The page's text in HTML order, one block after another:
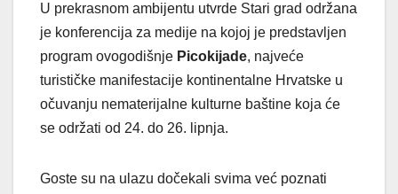
U prekrasnom ambijentu utvrde Stari grad održana
je konferencija za medije na kojoj je predstavljen
program ovogodišnje Picokijade, najveće
turističke manifestacije kontinentalne Hrvatske u
očuvanju nematerijalne kulturne baštine koja će
se održati od 24. do 26. lipnja.
Goste su na ulazu dočekali svima već poznati